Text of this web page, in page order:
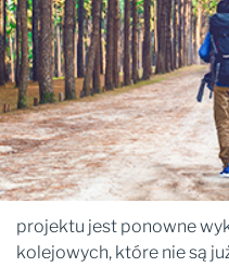
projektu jest ponowne
kolejowych, które nie są